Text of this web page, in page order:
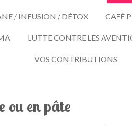
/ INFUSION / DÉTOX CAFÉ
LUTTE CONTRE LES
VOS CONTRIBUTIONS
ou en pâte